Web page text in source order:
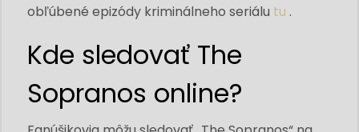
obľúbené epizódy kriminálneho seriálu tu .
Kde sledovať The
Sopranos online?